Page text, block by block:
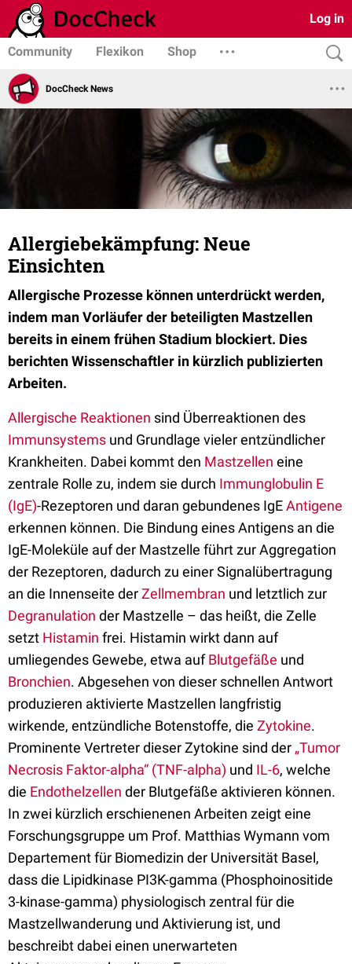
Log in
Community Flexikon Shop
DocCheck News
Allergiebekämpfung: Neue
Einsichten
Allergische Prozesse können unterdrückt werden,
indem man Vorläufer der beteiligten Mastzellen
bereits in einem frühen Stadium blockiert. Dies
berichten Wissenschaftler in kürzlich publizierten
Arbeiten.
Allergische Reaktionen sind Überreaktionen des
Immunsystems und Grundlage vieler entzündlicher
Krankheiten. Dabei kommt den Mastzellen eine
zentrale Rolle zu, indem sie durch Immunglobulin E
(IgE)-Rezeptoren und daran gebundenes IgEAntigene
erkennen können. Die Bindung eines Antigens an die
IgE-Moleküle auf der Mastzelle führt zur Aggregation
der Rezeptoren, dadurch zu einer Signalübertragung
an die Innenseite derZellmembran und letztlich zur
Degranulation der Mastzelle – das heißt, die Zelle
setzt Histamin frei. Histamin wirkt dann auf
umliegendes Gewebe, etwa aufBlutgefäße und
Bronchien. Abgesehen von dieser schnellen Antwort
produzieren aktivierte Mastzellen langfristig
wirkende, entzündliche Botenstoffe, die Zytokine.
Prominente Vertreter dieser Zytokine sind der „Tumor
Necrosis Faktor-alpha“ (TNF-alpha) und IL-6, welche
die Endothelzellen der Blutgefäße aktivieren können.
In zwei kürzlich erschienenen Arbeiten zeigt eine
Forschungsgruppe um Prof. Matthias Wymann vom
Departement für Biomedizin der Universität Basel,
dass die Lipidkinase PI3K-gamma (Phosphoinositide
3-kinase-gamma) physiologisch zentral für die
Mastzellwanderung und Aktivierung ist, und
beschreibt dabei einen unerwarteten